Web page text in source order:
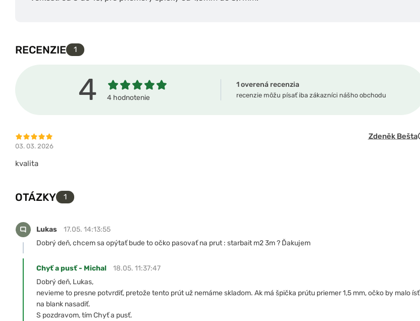
RECENZIE 1
4 4 hodnotenie
1 overená recenzia
recenzie môžu písať iba zákazníci nášho obchodu
03. 03. 2026
Zdeněk Bešta
kvalita
OTÁZKY 1
Lukas
17.05. 14:13:55
Dobrý deň, chcem sa opýtať bude to očko pasovať na prut : starbait m2 3m ? Ďakujem
Chyť a pusť - Michal
18.05. 11:37:47
Dobrý deň, Lukas,
nevieme to presne potvrdiť, pretože tento prút už nemáme skladom. Ak má špička prútu priemer 1,5 mm, očko by malo ísť
na blank nasadiť.
S pozdravom, tím Chyť a pusť.